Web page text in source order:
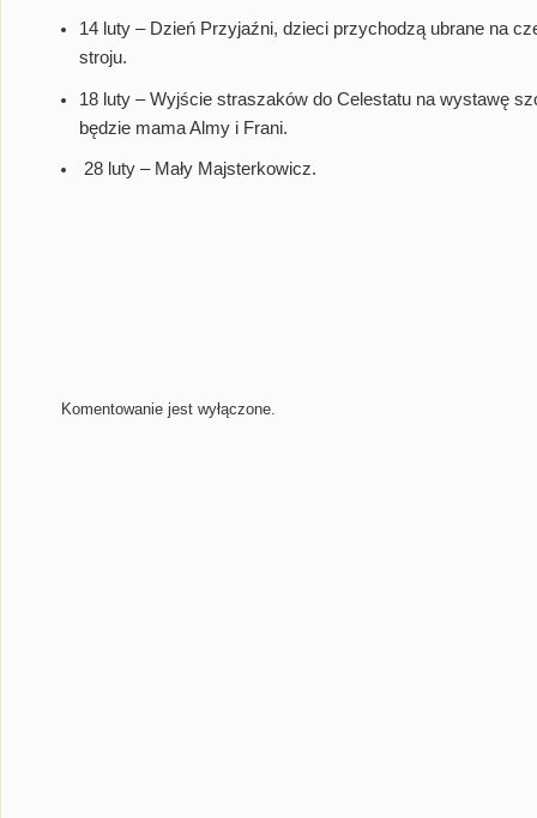
14 luty – Dzień Przyjaźni, dzieci przychodzą ubrane na
stroju.
18 luty – Wyjście straszaków do Celestatu na wystawę
będzie mama Almy i Frani.
28 luty – Mały Majsterkowicz.
Komentowanie jest wyłączone.